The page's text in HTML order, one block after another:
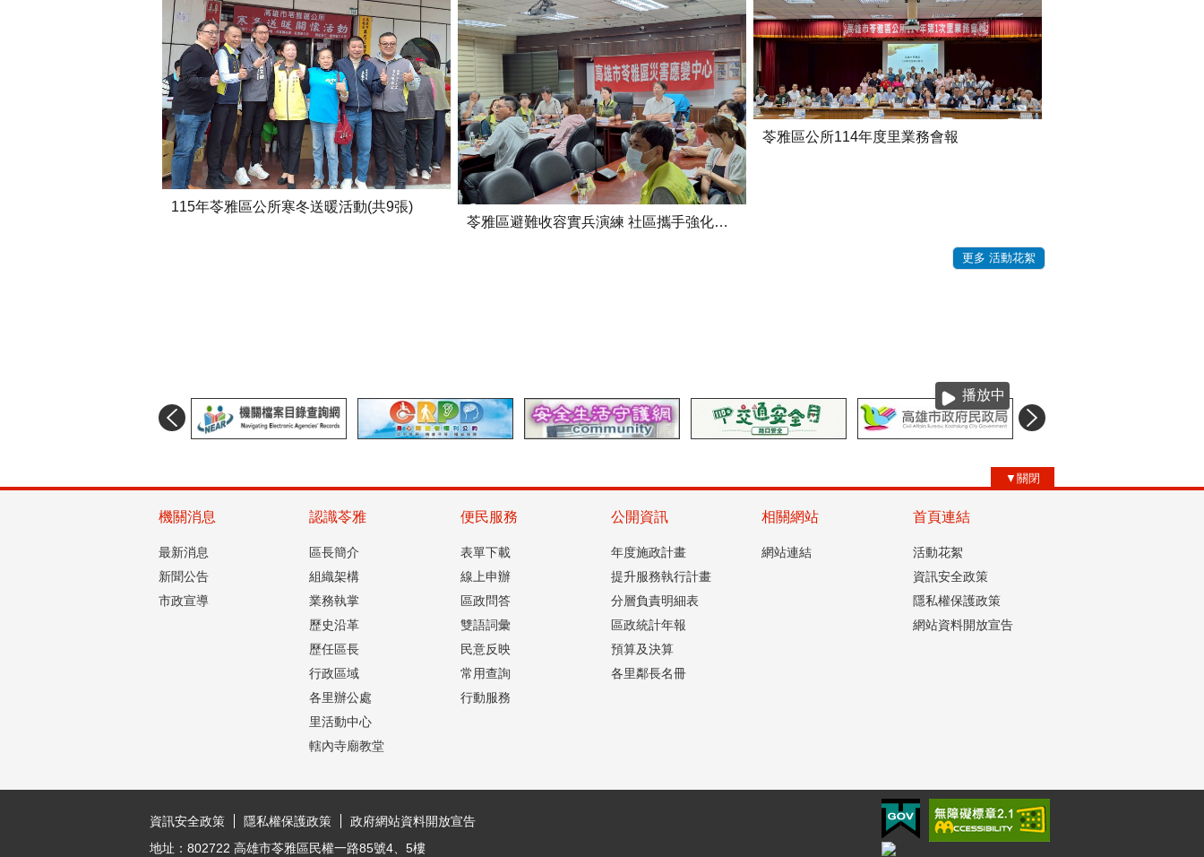
115年苓雅區公所寒冬送暖活動(共9張)
苓雅區避難收容實兵演練 社區攜手強化防災韌性
苓雅區公所114年度里業務會報
更多 活動花絮
播放中
▼關閉
機關消息
最新消息
新聞公告
市政宣導
認識苓雅
區長簡介
組織架構
業務執掌
歷史沿革
歷任區長
行政區域
各里辦公處
里活動中心
轄內寺廟教堂
便民服務
表單下載
線上申辦
區政問答
雙語詞彙
民意反映
常用查詢
行動服務
公開資訊
年度施政計畫
提升服務執行計畫
分層負責明細表
區政統計年報
預算及決算
各里鄰長名冊
相關網站
網站連結
首頁連結
活動花絮
資訊安全政策
隱私權保護政策
網站資料開放宣告
資訊安全政策
隱私權保護政策
政府網站資料開放宣告
地址：802722 高雄市苓雅區民權一路85號4、5樓